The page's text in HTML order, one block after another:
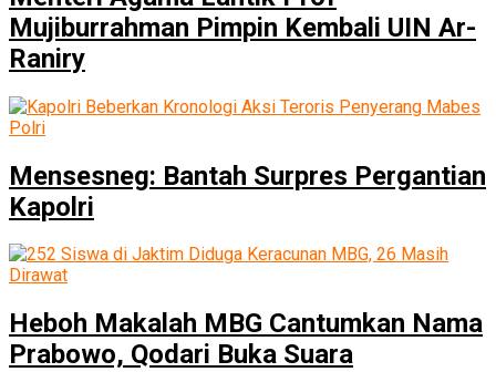
Mujiburrahman Pimpin Kembali UIN Ar-
Raniry
Mensesneg: Bantah Surpres Pergantian
Kapolri
Heboh Makalah MBG Cantumkan Nama
Prabowo, Qodari Buka Suara